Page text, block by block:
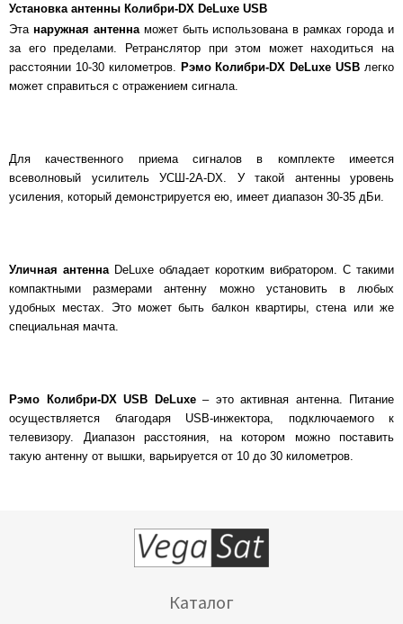
Установка антенны Колибри-DX DeLuxe USB
Эта наружная антеннаможет быть использована в рамках города и
за его пределами. Ретранслятор при этом может находиться на
расстоянии 10-30 километров. Рэмо Колибри-DX DeLuxeUSBлегко
может справиться с отражением сигнала.
Для качественного приема сигналов в комплекте имеется
всеволновый усилитель УСШ-2А-DX. У такой антенны уровень
усиления, который демонстрируется ею, имеет диапазон 30-35 дБи.
Уличная антенна DeLuxe обладает коротким вибратором. С такими
компактными размерами антенну можно установить в любых
удобных местах. Это может быть балкон квартиры, стена или же
специальная мачта.
Рэмо Колибри-DX USB DeLuxe – это активная антенна. Питание
осуществляется благодаря USB-инжектора, подключаемого к
телевизору. Диапазон расстояния, на котором можно поставить
такую антенну от вышки, варьируется от 10 до 30 километров.
Каталог